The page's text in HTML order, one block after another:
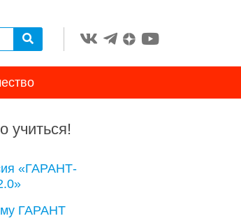
учиться!
«ГАРАНТ-
ГАРАНТ